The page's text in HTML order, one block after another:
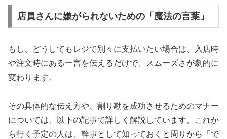
店員さんに嫌がられないための「魔法の言葉」
もし、どうしてもレジで別々に支払いたい場合は、入店時
や注文時にある一言を伝えるだけで、スムーズさが劇的に
変わります。
その具体的な伝え方や、割り勘を成功させるためのマナー
については、以下の記事で詳しく解説しています。これか
ら行く予定の人は、幹事として知っておくと周りから「で